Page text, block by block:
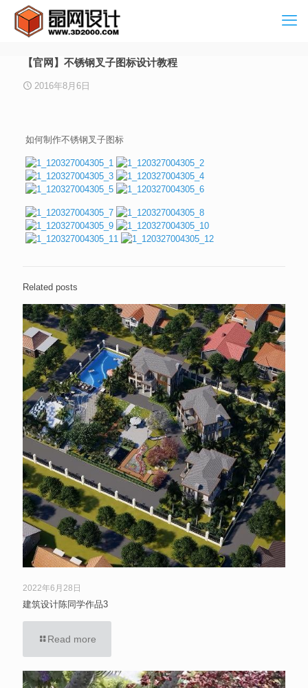
【官网】不锈钢叉子图标设计教程
2016年8月6日
如何制作不锈钢叉子图标
Related posts
2022年6月28日
建筑设计陈同学作品3
Read more